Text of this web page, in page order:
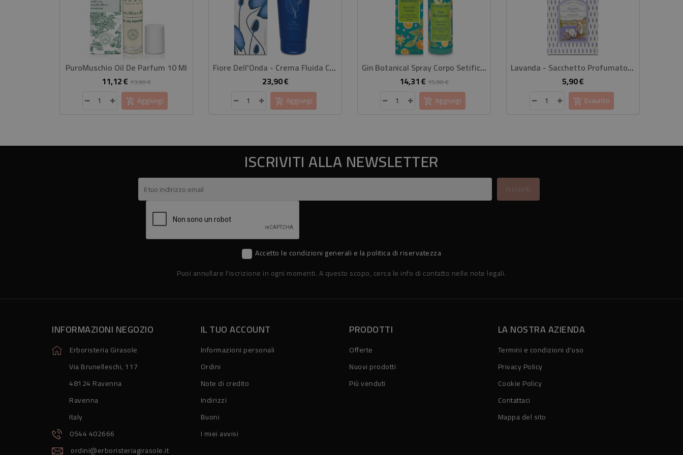
PuroMuschio Oil De Parfum 10 Ml
11,12 €Prezzo
base
13,90 €Prezzo
Aggiungi
Fiore Dell'Onda - Crema Fluida Corpo
23,90 €Prezzo
Aggiungi
Gin Botanical Spray Corpo Setificante 100 Ml
14,31 €Prezzo
base
15,90 €Prezzo
Aggiungi
Lavanda - Sacchetto Profumato Per Cassetti
5,90 €
Esaurito
ISCRIVITI ALLA NEWSLETTER
Accetto le condizioni generali e la politica di riservatezza
Puoi annullare l'iscrizione in ogni momenti. A questo scopo, cerca le info di contatto nelle note legali.
INFORMAZIONI NEGOZIO
Erboristeria Girasole
Via Brunelleschi, 117
48124 Ravenna
Ravenna
Italy
0544 402666
ordini@erboristeriagirasole.it
IL TUO ACCOUNT
Informazioni personali
Ordini
Note di credito
Indirizzi
Buoni
I miei avvisi
PRODOTTI
Offerte
Nuovi prodotti
Più venduti
LA NOSTRA AZIENDA
Termini e condizioni d'uso
Privacy Policy
Cookie Policy
Contattaci
Mappa del sito